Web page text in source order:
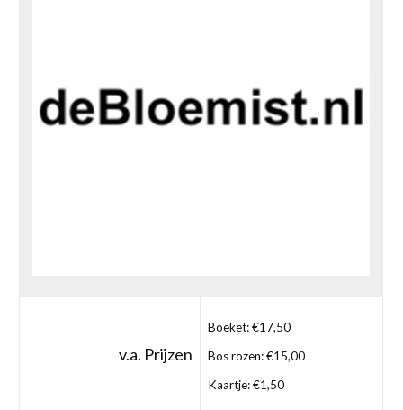
v.a. Prijzen
Boeket: €17,50
Bos rozen: €15,00
Kaartje: €1,50